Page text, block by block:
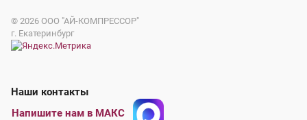
© 2026 ООО "АЙ-КОМПРЕССОР"
г. Екатеринбург
Наши контакты
Напишите нам в МАКС